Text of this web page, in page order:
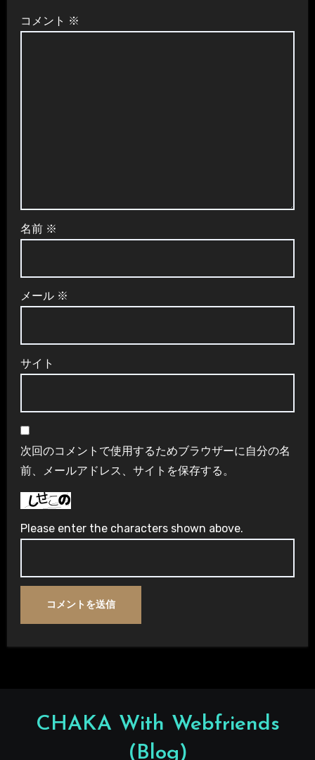
コメント ※
名前 ※
メール ※
サイト
次回のコメントで使用するためブラウザーに自分の名
前、メールアドレス、サイトを保存する。
Please enter the characters shown above.
CHAKA With Webfriends
(Blog)